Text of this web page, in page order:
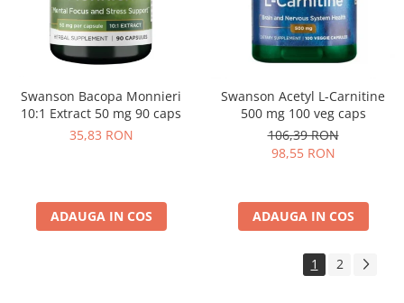
Swanson Bacopa Monnieri
10:1 Extract 50 mg 90 caps
35,83 RON
ADAUGA IN COS
Swanson Acetyl L-Carnitine
500 mg 100 veg caps
106,39 RON
98,55 RON
ADAUGA IN COS
1 2